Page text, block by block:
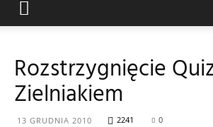
ekologiczna
Rozstrzygnięcie
Zielniakiem
13 GRUDNIA 2010 2241 0